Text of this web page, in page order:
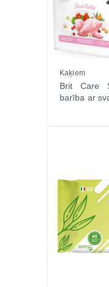
Kaķiem
Brit Care
barība ar